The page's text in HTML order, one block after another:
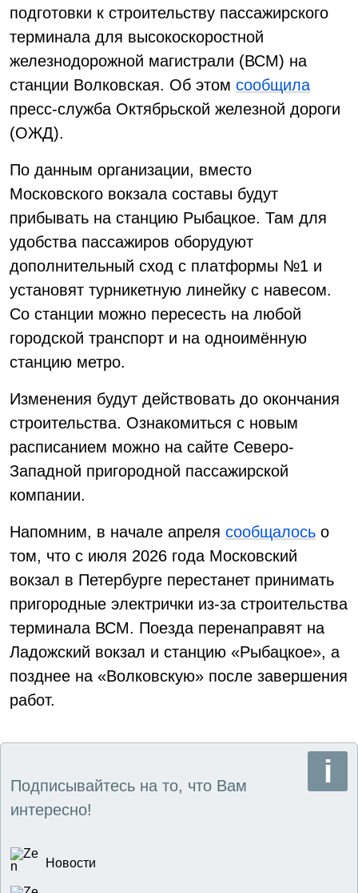
подготовки к строительству пассажирского
терминала для высокоскоростной
железнодорожной магистрали (ВСМ) на
станции Волковская. Об этом сообщила
пресс-служба Октябрьской железной дороги
(ОЖД).
По данным организации, вместо
Московского вокзала составы будут
прибывать на станцию Рыбацкое. Там для
удобства пассажиров оборудуют
дополнительный сход с платформы №1 и
установят турникетную линейку с навесом.
Со станции можно пересесть на любой
городской транспорт и на одноимённую
станцию метро.
Изменения будут действовать до окончания
строительства. Ознакомиться с новым
расписанием можно на сайте Северо-
Западной пригородной пассажирской
компании.
Напомним, в начале апреля сообщалось о
том, что с июля 2026 года Московский
вокзал в Петербурге перестанет принимать
пригородные электрички из-за строительства
терминала ВСМ. Поезда перенаправят на
Ладожский вокзал и станцию «Рыбацкое», а
позднее на «Волковскую» после завершения
работ.
Подписывайтесь на то, что Вам
интересно!
Новости